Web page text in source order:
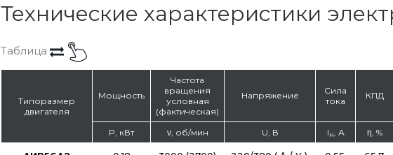
Технические характеристики
Таблица
Типоразмер
двигателя
Мощность
Частота
вращения
условная
(фактическая)
Напряжение
Сила
тока
КПД
P, кВт ν, об/мин U, В Iн, А η, %